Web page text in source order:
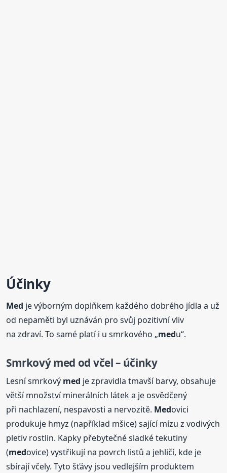
Účinky
Med je výborným doplňkem každého dobrého jídla a už
od nepaměti byl uznáván pro svůj pozitivní vliv
na zdraví. To samé platí i u smrkového „medu“.
Smrkovýmed od včel – účinky
Lesní smrkový med je zpravidla tmavší barvy, obsahuje
větší množství minerálních látek a je osvědčený
při nachlazení, nespavosti a nervozitě. Medovici
produkuje hmyz (například mšice) sající mízu z vodivých
pletiv rostlin. Kapky přebytečné sladké tekutiny
(medovice) vystřikují na povrch listů a jehličí, kde je
sbírají včely. Tyto šťávy jsou vedlejším produktem